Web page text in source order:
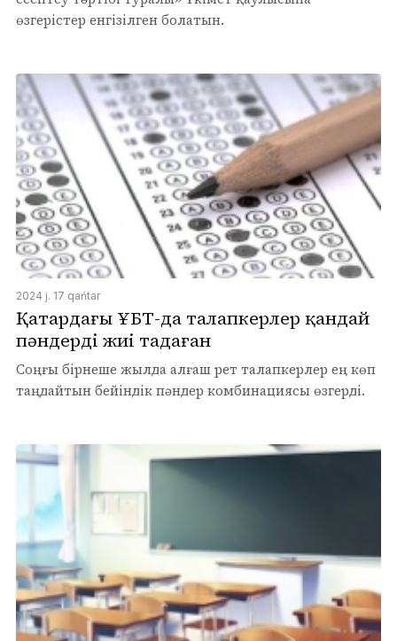
өзгерістер енгізілген болатын.
2024 j. 17 qańtar
Қаңтардағы ҰБТ-да талапкерлер қандай
пәндерді жиі таңдаған
Соңғы бірнеше жылда алғаш рет талапкерлер ең көп
таңдайтын бейіндік пәндер комбинациясы өзгерді.